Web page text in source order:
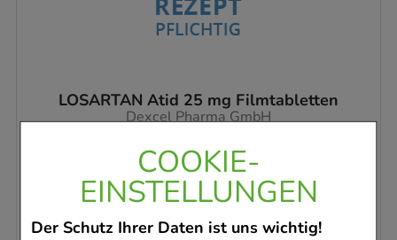
COOKIE-
EINSTELLUNGEN
Der Schutz Ihrer Daten ist uns wichtig!
LOSARTAN Atid 25 mg Filmtabletten
Dexcel Pharma GmbH
56
St
Filmtabletten
00615948
Dieses Produkt ist zur Zeit nicht verfügbar